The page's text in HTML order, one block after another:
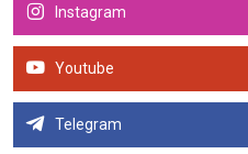
Instagram
Youtube
Telegram